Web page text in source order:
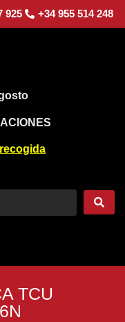
925 +34 955 514 248
TCU